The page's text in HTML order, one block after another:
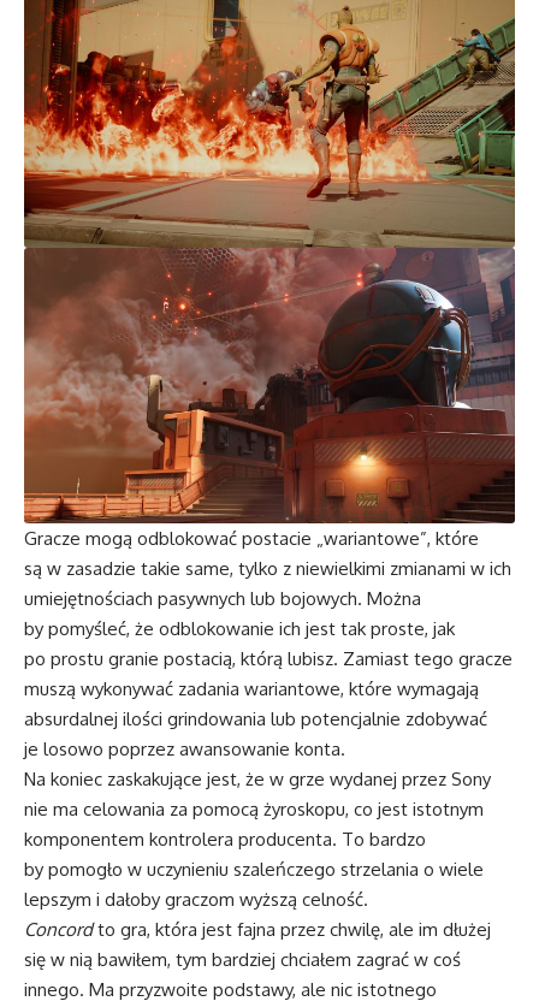
Gracze mogą odblokować postacie „wariantowe”, które
są w zasadzie takie same, tylko z niewielkimi zmianami w ich
umiejętnościach pasywnych lub bojowych. Można
by pomyśleć, że odblokowanie ich jest tak proste, jak
po prostu granie postacią, którą lubisz. Zamiast tego gracze
muszą wykonywać zadania wariantowe, które wymagają
absurdalnej ilości grindowania lub potencjalnie zdobywać
je losowo poprzez awansowanie konta.
Na koniec zaskakujące jest, że w grze wydanej przez Sony
nie ma celowania za pomocą żyroskopu, co jest istotnym
komponentem kontrolera producenta. To bardzo
by pomogło w uczynieniu szaleńczego strzelania o wiele
lepszym i dałoby graczom wyższą celność.
Concordto gra, która jest fajna przez chwilę, ale im dłużej
się w nią bawiłem, tym bardziej chciałem zagrać w coś
innego. Ma przyzwoite podstawy, ale nic istotnego